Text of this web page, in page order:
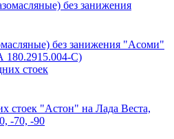
без занижения "Асоми"
180.2915.004-С)
стоек "Астон" на Лада Веста,
-70, -90